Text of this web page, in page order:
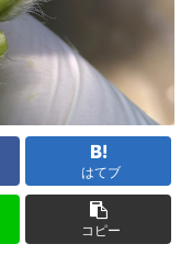
はてブ
コピー